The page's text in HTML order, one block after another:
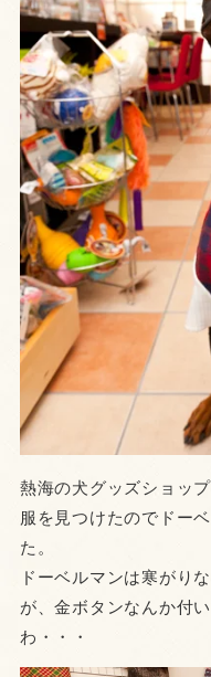
熱海の犬グッズショッ
服を見つけたのでドー
た。
ドーベルマンは寒がり
が、金ボタンなんか付
わ・・・